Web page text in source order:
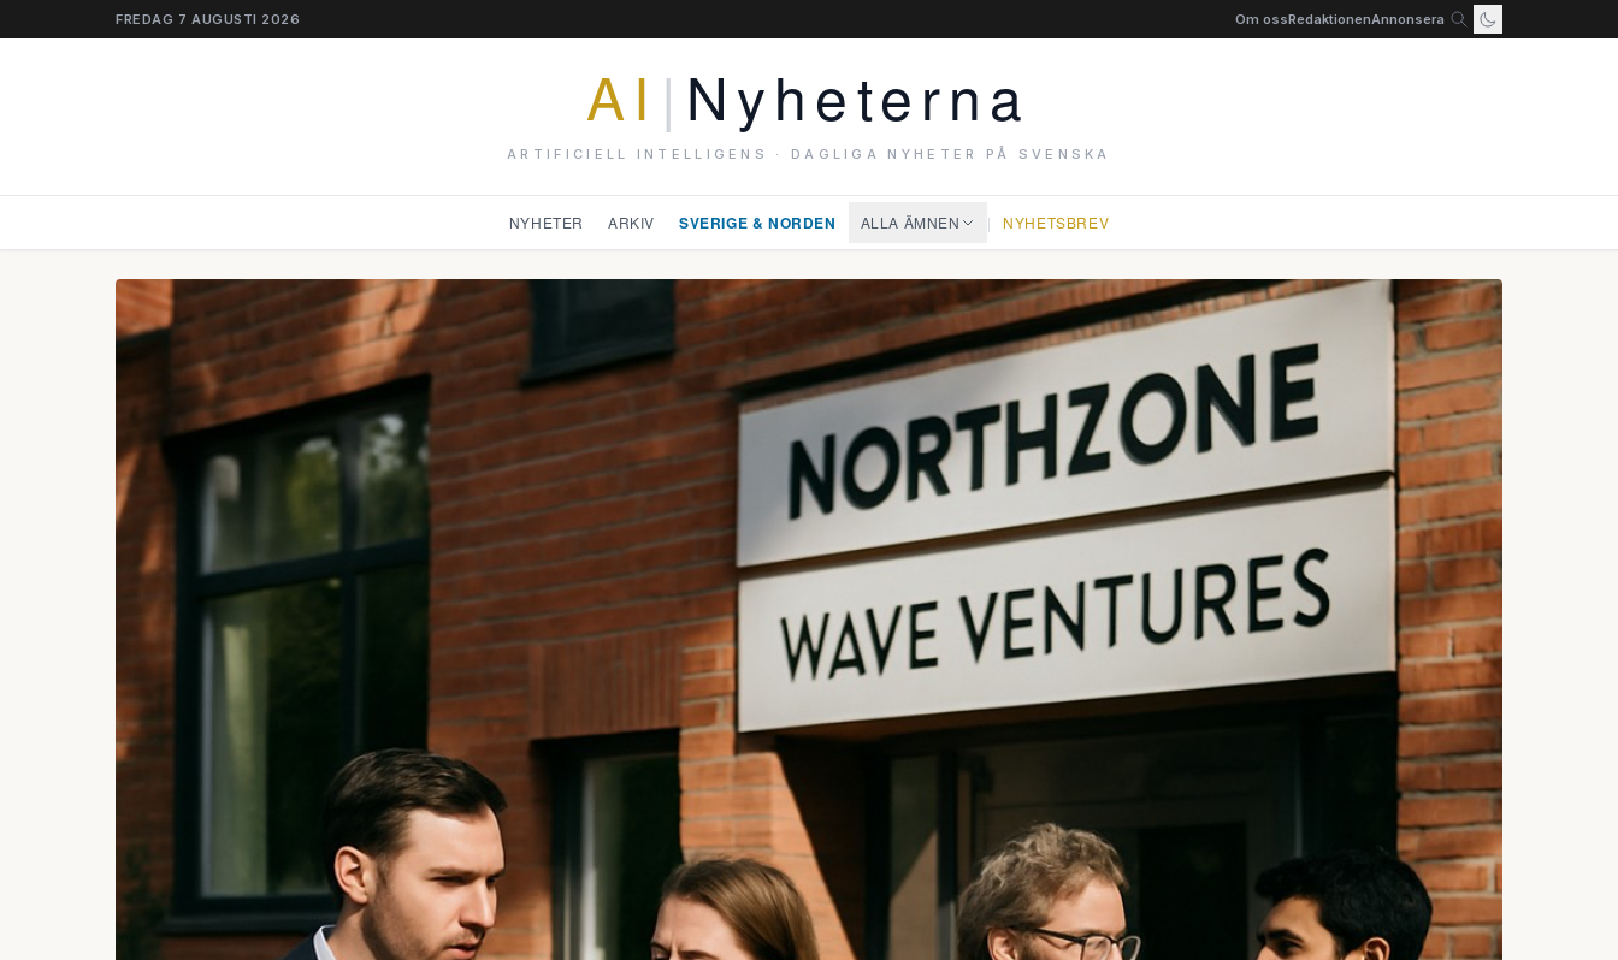
FREDAG 7 AUGUSTI 2026 Om ossRedaktionenAnnonsera
AI | Nyheterna
ARTIFICIELL INTELLIGENS · DAGLIGA NYHETER PÅ SVENSKA
NYHETER ARKIV SVERIGE & NORDEN ALLA ÄMNEN | NYHETSBREV